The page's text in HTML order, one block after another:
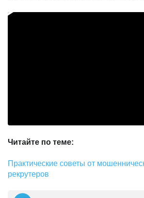
Читайте по теме:
Практические советы от
рекрутеров